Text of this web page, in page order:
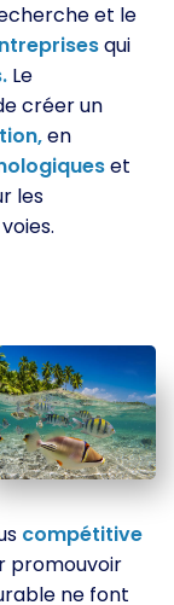
et le
qui
Le
créer un
en
et
les
compétitive
promouvoir
ne font